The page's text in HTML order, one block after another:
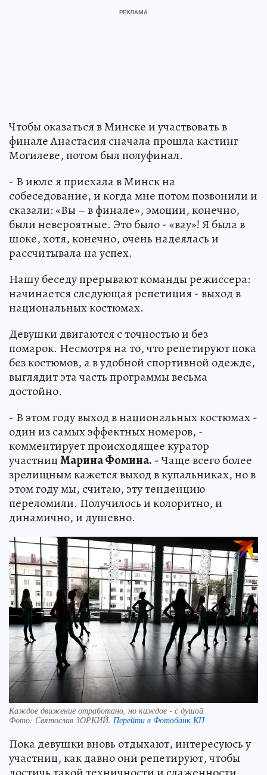
Чтобы оказаться в Минске и участвовать в
финале Анастасия сначала прошла кастинг
Могилеве, потом был полуфинал.
- В июле я приехала в Минск на
собеседование, и когда мне потом позвонили и
сказали: «Вы – в финале», эмоции, конечно,
были невероятные. Это было - «вау»! Я была в
шоке, хотя, конечно, очень надеялась и
рассчитывала на успех.
Нашу беседу прерывают команды режиссера:
начинается следующая репетиция - выход в
национальных костюмах.
Девушки двигаются с точностью и без
помарок. Несмотря на то, что репетируют пока
без костюмов, а в удобной спортивной одежде,
выглядит эта часть программы весьма
достойно.
- В этом году выход в национальных костюмах -
один из самых эффектных номеров, -
комментирует происходящее куратор
участницМарина Фомина. - Чаще всего более
зрелищным кажется выход в купальниках, но в
этом году мы, считаю, эту тенденцию
переломили. Получилось и колоритно, и
динамично, и душевно.
Каждое движение отработано, но каждое - с душой
Фото: Святослав ЗОРКИЙ. Перейти в Фотобанк КП
Пока девушки вновь отдыхают, интересуюсь у
участниц, как давно они репетируют, чтобы